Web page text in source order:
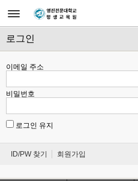
로그인
이메일 주소
비밀번호
로그인 유지
ID/PW 찾기 회원가입